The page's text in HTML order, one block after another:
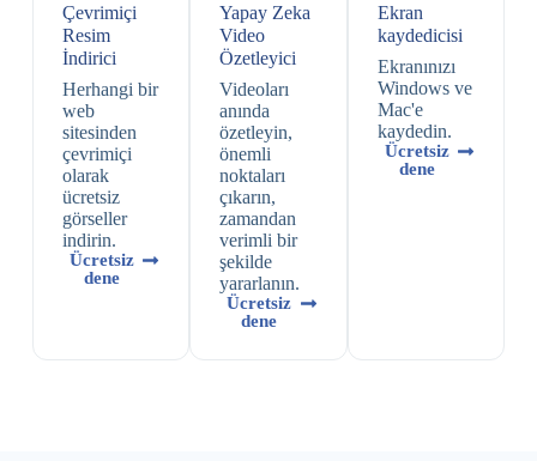
Çevrimiçi
Resim
İndirici
Herhangi bir
web
sitesinden
çevrimiçi
olarak
ücretsiz
görseller
indirin.
Ücretsiz
dene
Yapay Zeka
Video
Özetleyici
Videoları
anında
özetleyin,
önemli
noktaları
çıkarın,
zamandan
verimli bir
şekilde
yararlanın.
Ücretsiz
dene
Ekran
kaydedicisi
Ekranınızı
Windows ve
Mac'e
kaydedin.
Ücretsiz
dene